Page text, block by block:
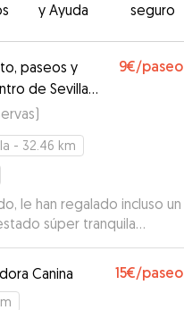
y Ayuda
seguro
paseos y
de Sevilla🐶
9€/paseo
)
- 32.46 km
le han regalado incluso un
súper tranquila
fotos y vídeos de todo,
cómo estaba Pando.
Repetiremos sin duda!!!”
Canina 15€/paseo